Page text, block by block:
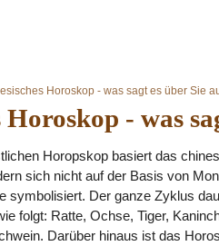
Horoskop - was sagt es über Sie
Horoskop - was
Horopskop basiert das
sich nicht auf der Basis von
symbolisiert. Der ganze Zyklus
folgt: Ratte, Ochse, Tiger,
Darüber hinaus ist das